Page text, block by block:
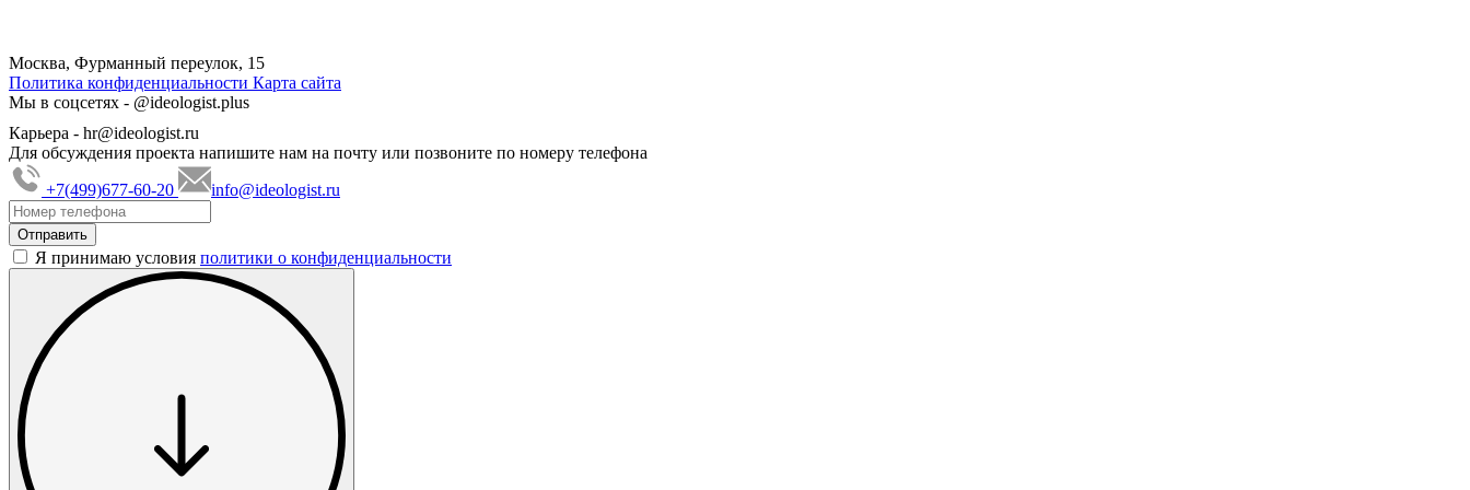
Москва, Фурманный переулок, 15
Политика конфиденциальности Карта сайта
Мы в соцсетях - @ideologist.plus
Карьера - hr@ideologist.ru
Для обсуждения проекта напишите нам на почту или позвоните по номеру телефона
+7(499)677-60-20
info@ideologist.ru
Я принимаю условия политики о конфиденциальности